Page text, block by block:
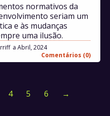
Abril, 2024
Comentários (0)
normativos da
seriam um
e às mudanças
uma ilusão.
4 5 6 →